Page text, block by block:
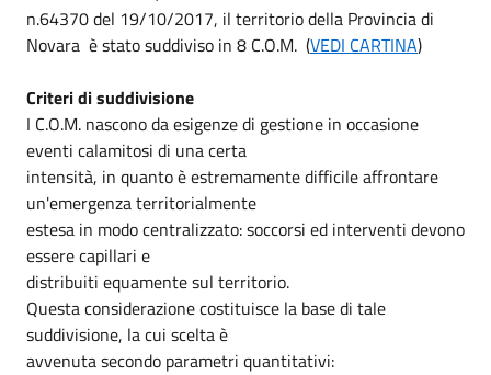
n.64370 del 19/10/2017, il territorio della Provincia di
Novara è stato suddiviso in 8 C.O.M. (VEDI CARTINA)
Criteri di suddivisione
I C.O.M. nascono da esigenze di gestione in occasione
eventi calamitosi di una certa
intensità, in quanto è estremamente difficile affrontare
un'emergenza territorialmente
estesa in modo centralizzato: soccorsi ed interventi devono
essere capillari e
distribuiti equamente sul territorio.
Questa considerazione costituisce la base di tale
suddivisione, la cui scelta è
avvenuta secondo parametri quantitativi: